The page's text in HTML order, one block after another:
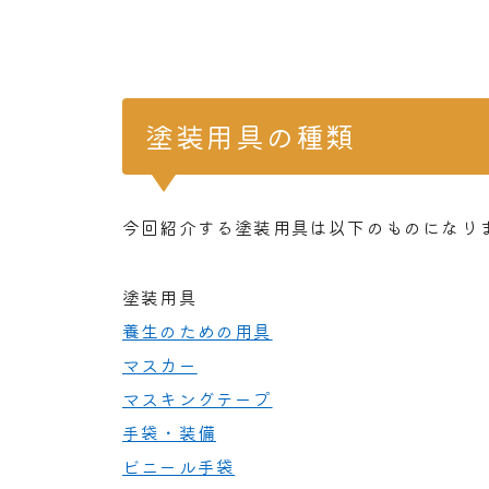
塗装用具の種類
今回紹介する塗装用具は以下のものになり
塗装用具
養生のための用具
マスカー
マスキングテープ
手袋・装備
ビニール手袋